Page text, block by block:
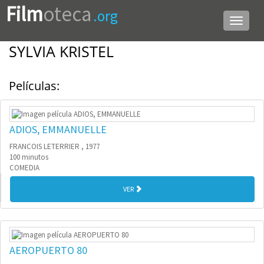
Menú
de
Filmoteca .org
SYLVIA KRISTEL
Películas:
ADIOS, EMMANUELLE
FRANCOIS LETERRIER , 1977
100 minutos
COMEDIA
VER
AEROPUERTO 80